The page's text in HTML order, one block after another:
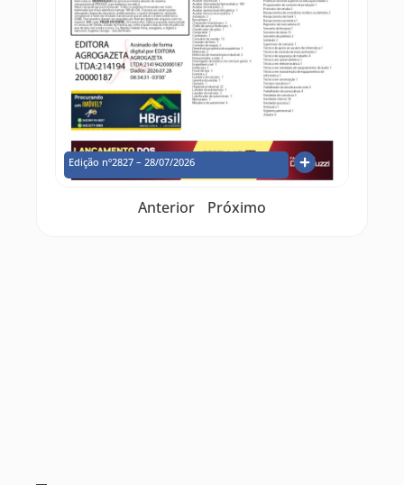
Edição nº2827 – 28/07/2026
Anterior Próximo